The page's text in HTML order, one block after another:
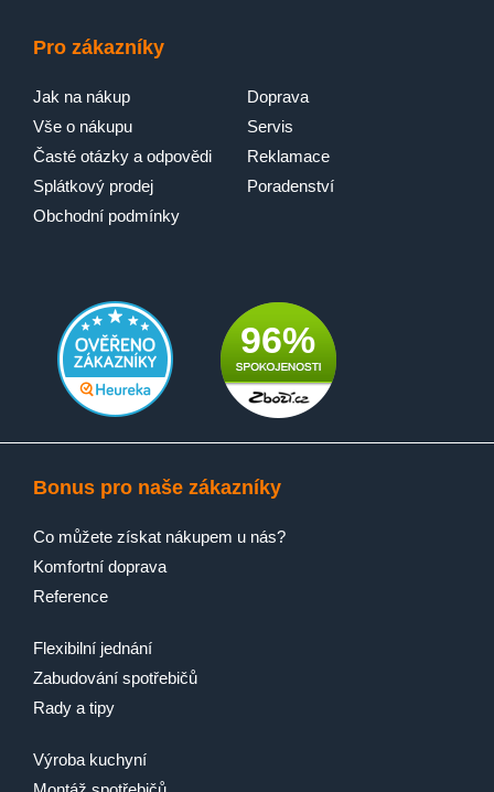
Pro zákazníky
Jak na nákup
Vše o nákupu
Časté otázky a odpovědi
Splátkový prodej
Obchodní podmínky
Doprava
Servis
Reklamace
Poradenství
96%
Bonus pro naše zákazníky
Co můžete získat nákupem u nás?
Komfortní doprava
Reference
Flexibilní jednání
Zabudování spotřebičů
Rady a tipy
Výroba kuchyní